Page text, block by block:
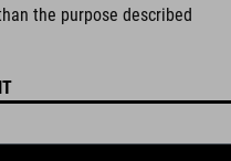
the purpose described